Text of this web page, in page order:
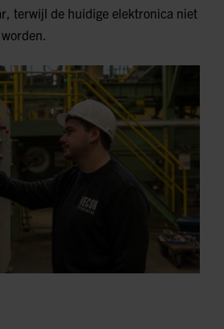
terwijl de huidige elektronica niet